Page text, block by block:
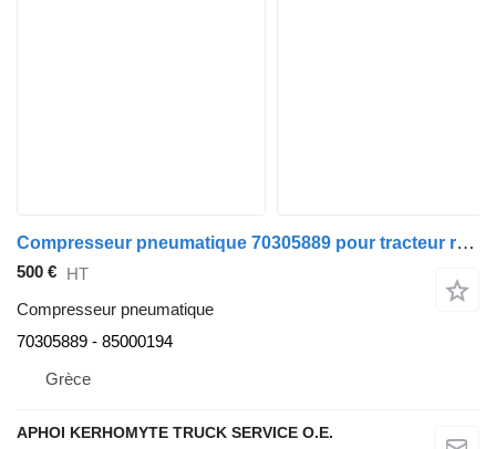
Compresseur pneumatique 70305889 pour tracteur routier Volvo B10B
500 € HT
Compresseur pneumatique
70305889 - 85000194
Grèce
APHOI KERHOMYTE TRUCK SERVICE O.E.